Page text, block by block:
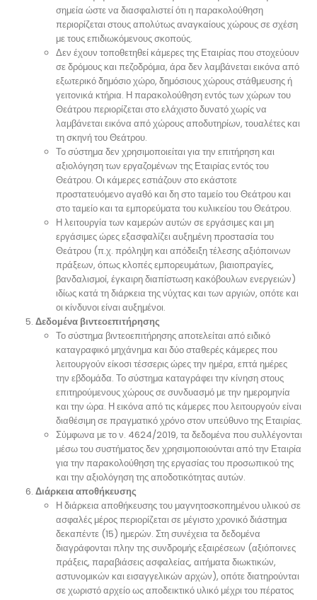
σημεία ώστε να διασφαλιστεί ότι η παρακολούθηση
περιορίζεται στους απολύτως αναγκαίους χώρους σε σχέση
με τους επιδιωκόμενους σκοπούς.
Δεν έχουν τοποθετηθεί κάμερες της Εταιρίας που στοχεύουν
σε δρόμους και πεζοδρόμια, άρα δεν λαμβάνεται εικόνα από
εξωτερικό δημόσιο χώρο, δημόσιους χώρους στάθμευσης ή
γειτονικά κτήρια. Η παρακολούθηση εντός των χώρων του
Θεάτρου περιορίζεται στο ελάχιστο δυνατό χωρίς να
λαμβάνεται εικόνα από χώρους αποδυτηρίων, τουαλέτες και
τη σκηνή του Θεάτρου.
Το σύστημα δεν χρησιμοποιείται για την επιτήρηση και
αξιολόγηση των εργαζομένων της Εταιρίας εντός του
Θεάτρου. Οι κάμερες εστιάζουν στο εκάστοτε
προστατευόμενο αγαθό και δη στο ταμείο του Θεάτρου και
στο ταμείο και τα εμπορεύματα του κυλικείου του Θεάτρου.
Η λειτουργία των καμερών αυτών σε εργάσιμες και μη
εργάσιμες ώρες εξασφαλίζει αυξημένη προστασία του
Θεάτρου (π.χ. πρόληψη και απόδειξη τέλεσης αξιόποινων
πράξεων, όπως κλοπές εμπορευμάτων, βιαιοπραγίες,
βανδαλισμοί, έγκαιρη διαπίστωση κακόβουλων ενεργειών)
ιδίως κατά τη διάρκεια της νύχτας και των αργιών, οπότε και
οι κίνδυνοι είναι αυξημένοι.
Δεδομένα βιντεοεπιτήρησης
Το σύστημα βιντεοεπιτήρησης αποτελείται από ειδικό
καταγραφικό μηχάνημα και δύο σταθερές κάμερες που
λειτουργούν είκοσι τέσσερις ώρες την ημέρα, επτά ημέρες
την εβδομάδα. Το σύστημα καταγράφει την κίνηση στους
επιτηρούμενους χώρους σε συνδυασμό με την ημερομηνία
και την ώρα. Η εικόνα από τις κάμερες που λειτουργούν είναι
διαθέσιμη σε πραγματικό χρόνο στον υπεύθυνο της Εταιρίας.
Σύμφωνα με το ν. 4624/2019, τα δεδομένα που συλλέγονται
μέσω του συστήματος δεν χρησιμοποιούνται από την Εταιρία
για την παρακολούθηση της εργασίας του προσωπικού της
και την αξιολόγηση της αποδοτικότητας αυτών.
Διάρκεια αποθήκευσης
Η διάρκεια αποθήκευσης του μαγνητοσκοπημένου υλικού σε
ασφαλές μέρος περιορίζεται σε μέγιστο χρονικό διάστημα
δεκαπέντε (15) ημερών. Στη συνέχεια τα δεδομένα
διαγράφονται πλην της συνδρομής εξαιρέσεων (αξιόποινες
πράξεις, παραβιάσεις ασφαλείας, αιτήματα διωκτικών,
αστυνομικών και εισαγγελικών αρχών), οπότε διατηρούνται
σε χωριστό αρχείο ως αποδεικτικό υλικό μέχρι του πέρατος